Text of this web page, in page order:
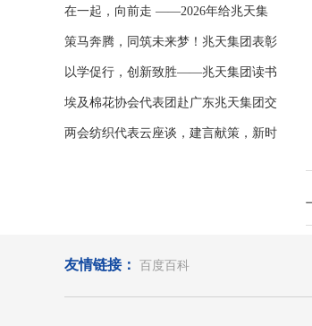
在一起，向前走 ——2026年给兆天集
团全体伙伴的一封家书
策马奔腾，同筑未来梦！兆天集团表彰
盛典燃启2026新征程
以学促行，创新致胜——兆天集团读书
&创新分享PK赛
埃及棉花协会代表团赴广东兆天集团交
流，共探合作新篇
两会纺织代表云座谈，建言献策，新时
友情链接： 百度百科